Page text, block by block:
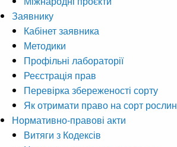
Заявнику
Кабінет заявника
Методики
Профільні лабораторії
Реєстрація прав
Перевірка збереженості сорту
Як отримати право на сорт рослин
Нормативно-правові акти
Витяги з Кодексів